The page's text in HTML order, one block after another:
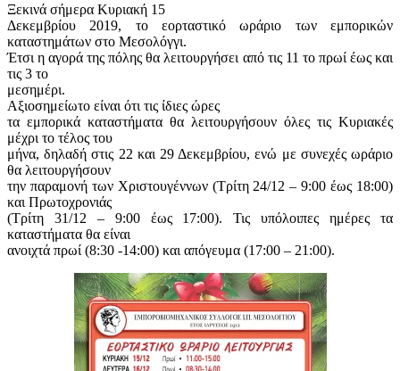
Ξεκινά σήμερα Κυριακή 15
Δεκεμβρίου 2019, το εορταστικό ωράριο των εμπορικών
καταστημάτων στο Μεσολόγγι.
Έτσι η αγορά της πόλης θα λειτουργήσει από τις 11 το πρωί έως και
τις 3 το
μεσημέρι.
Αξιοσημείωτο είναι ότι τις ίδιες ώρες
τα εμπορικά καταστήματα θα λειτουργήσουν όλες τις Κυριακές
μέχρι το τέλος του
μήνα, δηλαδή στις 22 και 29 Δεκεμβρίου, ενώ με συνεχές ωράριο
θα λειτουργήσουν
την παραμονή των Χριστουγέννων (Τρίτη 24/12 – 9:00 έως 18:00)
και Πρωτοχρονιάς
(Τρίτη 31/12 – 9:00 έως 17:00). Τις υπόλοιπες ημέρες τα
καταστήματα θα είναι
ανοιχτά πρωί (8:30 -14:00) και απόγευμα (17:00 – 21:00).